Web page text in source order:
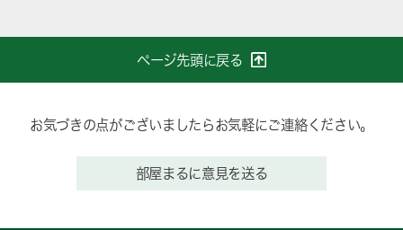
ページ先頭に戻る
お気づきの点がございましたらお気軽にご連絡ください。
部屋まるに意見を送る